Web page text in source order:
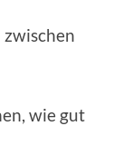
wie gut